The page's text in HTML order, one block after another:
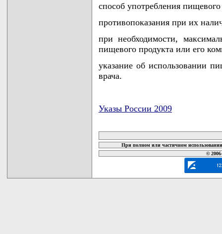
способ употребления
противопоказания при их
при необходимости,
пищевого продукта или его
указание об использовании
врача.
Указы России 2009
При полном или частичном
©